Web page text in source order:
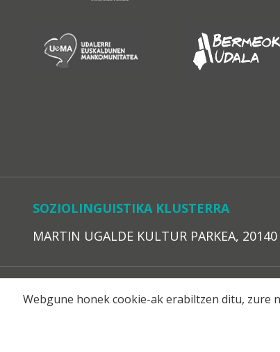
SOZIOLINGUISTIKA KLUSTERRA
MARTIN UGALDE KULTUR PARKEA,
Webgune honek cookie-ak erabiltzen ditu,